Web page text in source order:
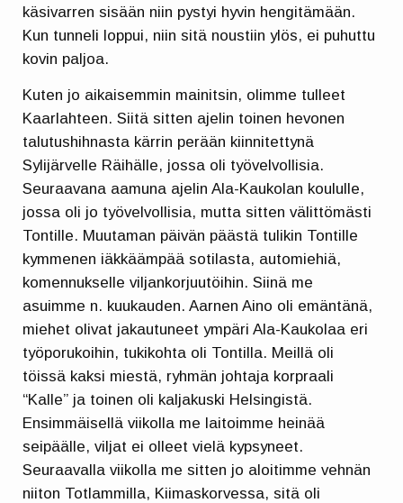
käsivarren sisään niin pystyi hyvin hengitämään.
Kun tunneli loppui, niin sitä noustiin ylös, ei puhuttu
kovin paljoa.
Kuten jo aikaisemmin mainitsin, olimme tulleet
Kaarlahteen. Siitä sitten ajelin toinen hevonen
talutushihnasta kärrin perään kiinnitettynä
Sylijärvelle Räihälle, jossa oli työvelvollisia.
Seuraavana aamuna ajelin Ala-Kaukolan koululle,
jossa oli jo työvelvollisia, mutta sitten välittömästi
Tontille. Muutaman päivän päästä tulikin Tontille
kymmenen iäkkäämpää sotilasta, automiehiä,
komennukselle viljankorjuutöihin. Siinä me
asuimme n. kuukauden. Aarnen Aino oli emäntänä,
miehet olivat jakautuneet ympäri Ala-Kaukolaa eri
työporukoihin, tukikohta oli Tontilla. Meillä oli
töissä kaksi miestä, ryhmän johtaja korpraali
“Kalle” ja toinen oli kaljakuski Helsingistä.
Ensimmäisellä viikolla me laitoimme heinää
seipäälle, viljat ei olleet vielä kypsyneet.
Seuraavalla viikolla me sitten jo aloitimme vehnän
niiton Totlammilla, Kiimaskorvessa, sitä oli